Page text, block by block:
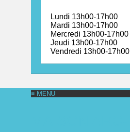
Lundi 13h00-17h00
Mardi 13h00-17h00
Mercredi 13h00-17h00
Jeudi 13h00-17h00
Vendredi 13h00-17h00